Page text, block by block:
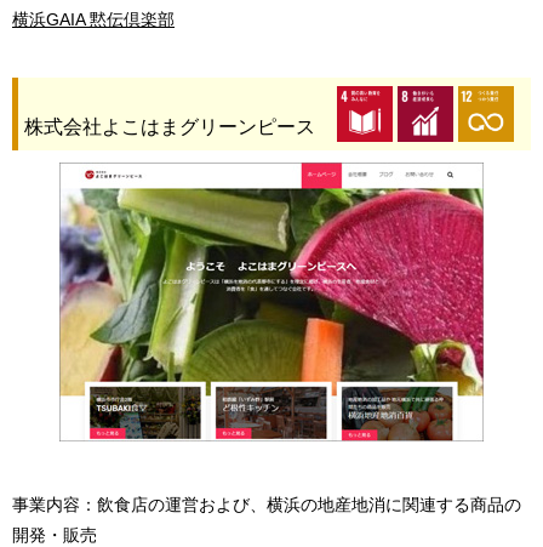
横浜GAIA 黙伝倶楽部
株式会社よこはまグリーンピース
事業内容：飲食店の運営および、横浜の地産地消に関連する商品の
開発・販売